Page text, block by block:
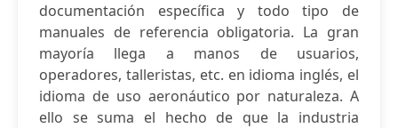
documentación específica y todo tipo de
manuales de referencia obligatoria. La gran
mayoría llega a manos de usuarios,
operadores, talleristas, etc. en idioma inglés, el
idioma de uso aeronáutico por naturaleza. A
ello se suma el hecho de que la industria